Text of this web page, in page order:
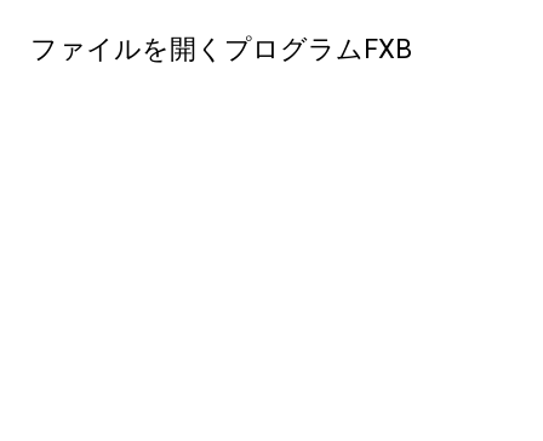
ファイルを開くプログラムFXB